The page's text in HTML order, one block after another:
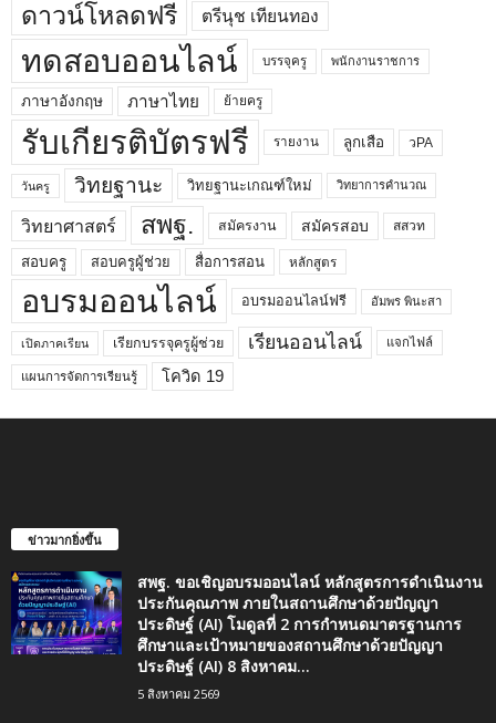
ดาวน์โหลดฟรี ตรีนุช เทียนทอง
ทดสอบออนไลน์ บรรจุครู พนักงานราชการ
ภาษาอังกฤษ ภาษาไทย ย้ายครู
รับเกียรติบัตรฟรี รายงาน ลูกเสือ วPA
วันครู วิทยฐานะ วิทยฐานะเกณฑ์ใหม่ วิทยาการคำนวณ
วิทยาศาสตร์ สพฐ. สมัครงาน สมัครสอบ สสวท
สอบครู สอบครูผู้ช่วย สื่อการสอน หลักสูตร
อบรมออนไลน์ อบรมออนไลน์ฟรี อัมพร พินะสา
เปิดภาคเรียน เรียกบรรจุครูผู้ช่วย เรียนออนไลน์ แจกไฟล์
แผนการจัดการเรียนรู้ โควิด 19
ข่าวมากยิ่งขึ้น
สพฐ. ขอเชิญอบรมออนไลน์ หลักสูตรการดำเนินงาน
ประกันคุณภาพ ภายในสถานศึกษาด้วยปัญญา
ประดิษฐ์ (AI) โมดูลที่ 2 การกำหนดมาตรฐานการ
ศึกษาและเป้าหมายของสถานศึกษาด้วยปัญญา
ประดิษฐ์ (AI) 8 สิงหาคม...
5 สิงหาคม 2569